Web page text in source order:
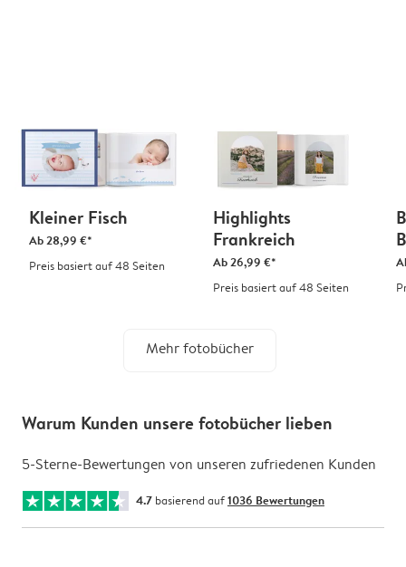
Kleiner Fisch
Ab28,99 €*
Preis basiert auf 48 Seiten
Highlights
Frankreich
Ab26,99 €*
Preis basiert auf 48 Seiten
Mehr fotobücher
Warum Kunden unsere fotobücher lieben
5-Sterne-Bewertungen von unseren zufriedenen Kunden
4.7 basierend auf1036 Bewertungen